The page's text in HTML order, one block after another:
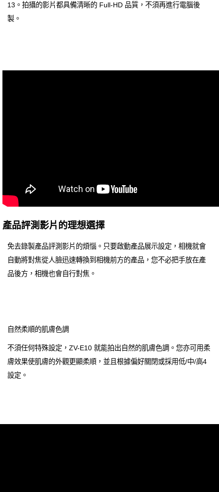
13。拍攝的影片都具備清晰的 Full-HD 品質，不須再進行電腦後
製。
產品評測影片的理想選擇
免去錄製產品評測影片的煩惱。只要啟動產品展示設定，相機就會
自動將對焦從人臉迅速轉換到相機前方的產品，您不必把手放在產
品後方，相機也會自行對焦。
自然柔順的肌膚色調
不須任何特殊設定，ZV-E10 就能拍出自然的肌膚色調。您亦可用柔
膚效果使肌膚的外觀更顯柔順，並且根據偏好關閉或採用低/中/高4
設定。